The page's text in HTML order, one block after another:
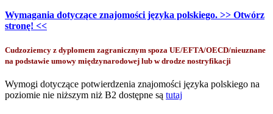
Wymagania dotyczące znajomości języka polskiego. >> Otwórz
stronę! <<
Cudzoziemcy z dyplomem zagranicznym spoza UE/EFTA/OECD/nieuznane
na podstawie umowy międzynarodowej lub w drodze nostryfikacji
Wymogi dotyczące potwierdzenia znajomości języka polskiego na
poziomie nie niższym niż B2 dostępne są tutaj